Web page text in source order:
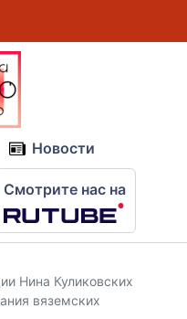
Новости
Смотрите нас на
Нина Куликовских
вяземских